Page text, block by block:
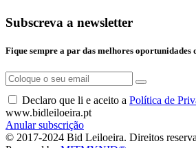
Subscreva a newsletter
Fique sempre a par das melhores oportunidades
Declaro que li e aceito a Política de
www.bidleiloeira.pt
Anular subscrição
© 2017-2024 Bid Leiloeira. Direitos